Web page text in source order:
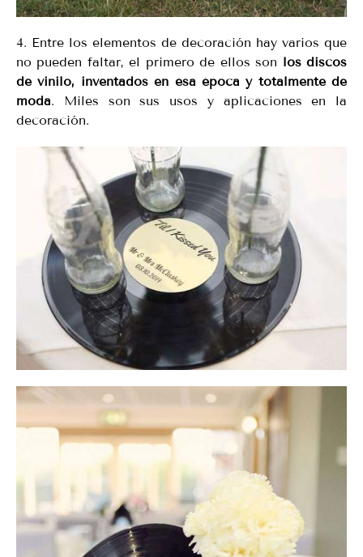
4. Entre los elementos de decoración hay varios que
no pueden faltar, el primero de ellos son los discos
de vinilo, inventados en esa época y totalmente de
moda. Miles son sus usos y aplicaciones en la
decoración.